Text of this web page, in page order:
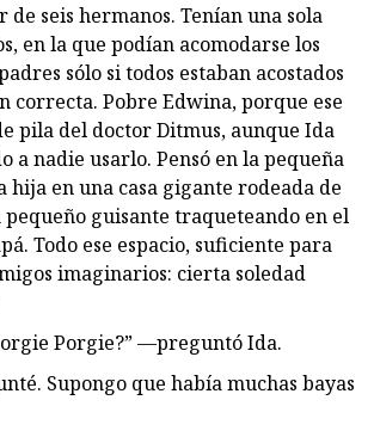
de seis hermanos. Tenían una sola
en la que podían acomodarse los
sólo si todos estaban acostados
correcta. Pobre Edwina, porque ese
pila del doctor Ditmus, aunque Ida
a nadie usarlo. Pensó en la pequeña
hija en una casa gigante rodeada de
guisante traqueteando en el
Todo ese espacio, suficiente para
imaginarios: cierta soledad
Porgie?” —preguntó Ida.
Supongo que había muchas bayas